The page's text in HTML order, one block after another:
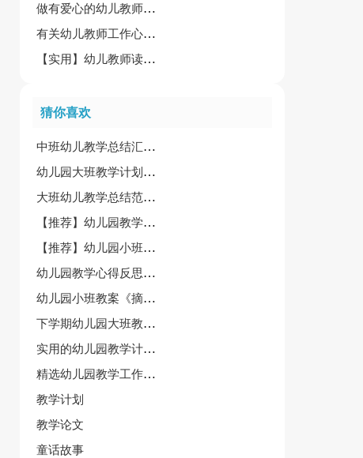
做有爱心的幼儿教师心得
有关幼儿教师工作心得范文
【实用】幼儿教师读书心得体会15篇
猜你喜欢
中班幼儿教学总结汇编6篇
幼儿园大班教学计划合集7篇
大班幼儿教学总结范文合集九篇
【推荐】幼儿园教学工作计划范文集合五篇
【推荐】幼儿园小班美术教案集合九篇
幼儿园教学心得反思与总结
幼儿园小班教案《摘果子》
下学期幼儿园大班教学计划6篇
实用的幼儿园教学计划模板汇编四篇
精选幼儿园教学工作总结
教学计划
教学论文
童话故事